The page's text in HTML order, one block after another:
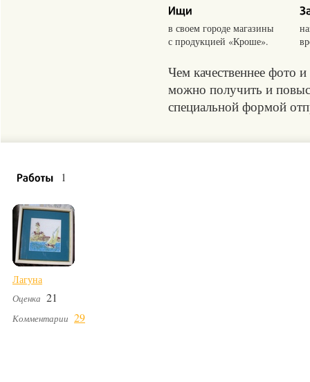
в своем городе магазины
с продукцией «Кроше».
Чем качественнее фото
можно получить и
специальной формой
1
Лагуна
Оценка 21
Комментарии 29